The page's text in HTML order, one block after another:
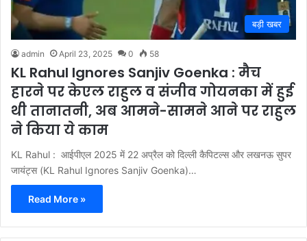
बड़ी खबर
admin April 23, 2025 0 58
KL Rahul Ignores Sanjiv Goenka : मैच
हारने पर केएल राहुल व संजीव गोयनका में हुई
थी तानातनी, अब आमने-सामने आने पर राहुल
ने किया ये काम
KL Rahul : आईपीएल 2025 में 22 अप्रैल को दिल्ली कैपिटल्स और लखनऊ सुपर
जायंट्स (KL Rahul Ignores Sanjiv Goenka)…
Read More »